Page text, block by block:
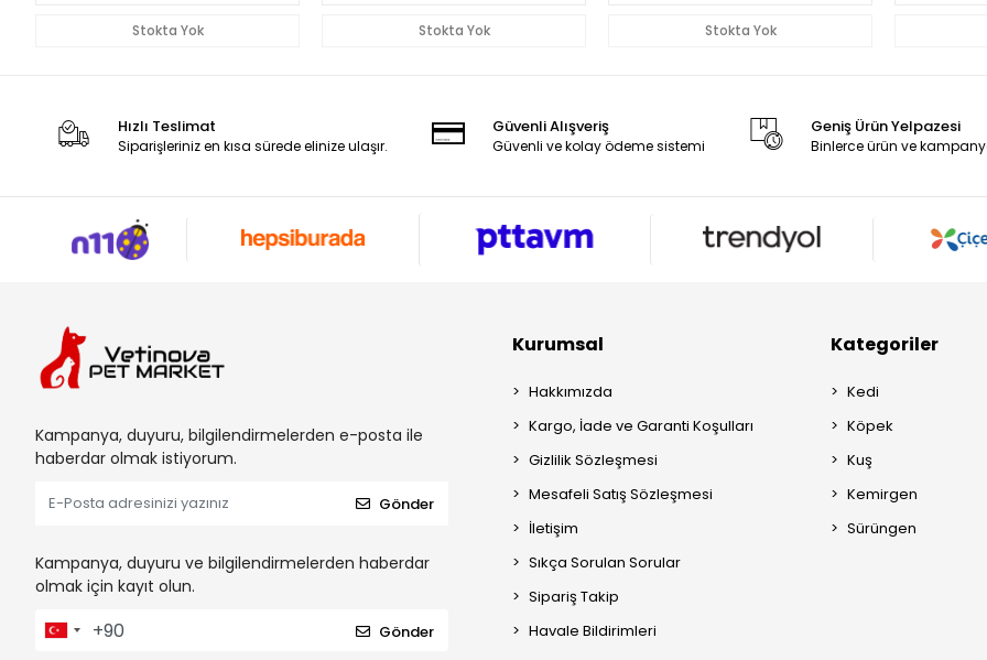
Stokta Yok Stokta Yok Stokta Yok
Hızlı Teslimat
Siparişleriniz en kısa sürede elinize ulaşır.
Güvenli Alışveriş
Güvenli ve kolay ödeme sistemi
Geniş Ürün Yelpazesi
Binlerce ürün ve
Kampanya, duyuru, bilgilendirmelerden e-posta ile
haberdar olmak istiyorum.
Gönder
Kampanya, duyuru ve bilgilendirmelerden haberdar
olmak için kayıt olun.
Gönder
Kurumsal
Hakkımızda
Kargo, İade ve Garanti Koşulları
Gizlilik Sözleşmesi
Mesafeli Satış Sözleşmesi
İletişim
Sıkça Sorulan Sorular
Sipariş Takip
Havale Bildirimleri
Kategoriler
Kedi
Köpek
Kuş
Kemirgen
Sürüngen